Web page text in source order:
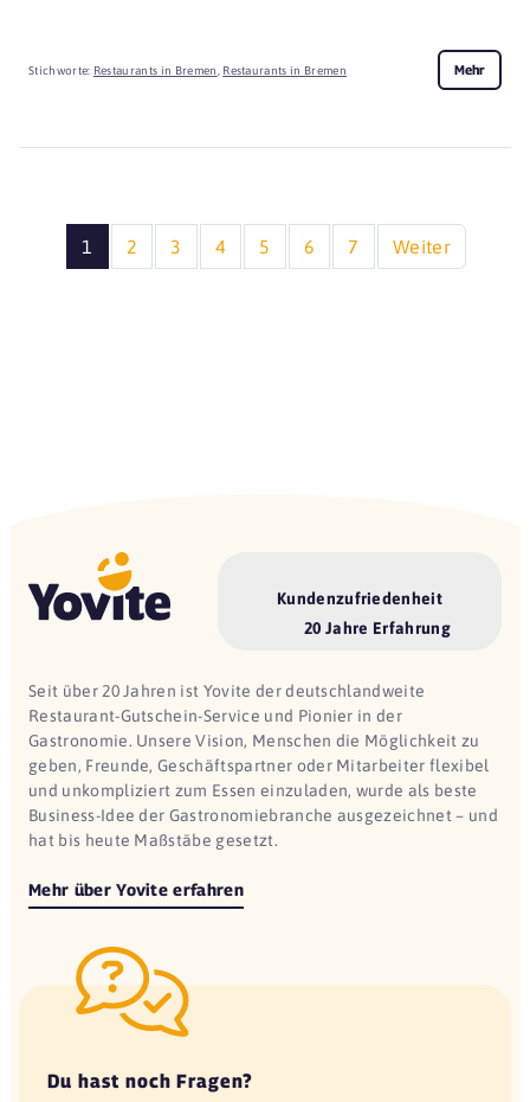
Stichworte: Restaurants in Bremen Restaurants in Bremen Mehr
1 2 3 4 5 6 7 Weiter
Kundenzufriedenheit
20 Jahre Erfahrung
Seit über 20 Jahren ist Yovite der deutschlandweite
Restaurant-Gutschein-Service und Pionier in der
Gastronomie. Unsere Vision, Menschen die Möglichkeit zu
geben, Freunde, Geschäftspartner oder Mitarbeiter flexibel
und unkompliziert zum Essen einzuladen, wurde als beste
Business-Idee der Gastronomiebranche ausgezeichnet – und
hat bis heute Maßstäbe gesetzt.
Mehr über Yovite erfahren
Du hast noch Fragen?